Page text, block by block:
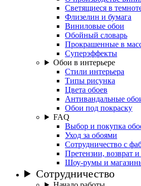
Светящиеся в
Флизелин и бумага
Виниловые обои
Обойный словарь
Прокрашенные в
Суперэффекты
Обои в интерьере
Стили интерьера
Типы рисунка
Цвета обоев
Антивандальные
Обои под покраску
FAQ
Выбор и покупка
Уход за обоями
Сотрудничество с
Претензии, возврат
Шоу-румы и
Сотрудничество